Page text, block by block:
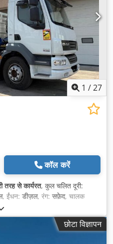
1 /27
कॉल करें
तरह से कार्यरत, कुल चलित दूरी:
, ईंधन: डीज़ल, रंग: सफ़ेद, चालक
छोटा विज्ञापन